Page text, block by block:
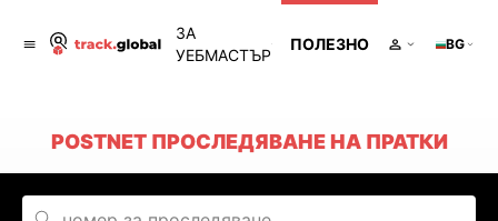
ЗА
УЕБМАСТЪР
ПОЛЕЗНО BG
POSTNET ПРОСЛЕДЯВАНЕ НА ПРАТКИ